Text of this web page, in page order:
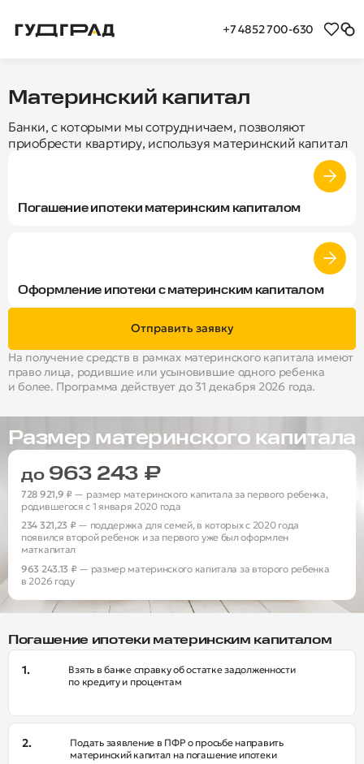
+7 4852 700-630
Как воспользоваться
Материнский капитал
Банки, с которыми мы сотрудничаем, позволяют
приобрести квартиру, используя материнский капитал
Погашение ипотеки материнским капиталом
Оформление ипотеки с материнским капиталом
Отправить заявку
На получение средств в рамках материнского капитала имеют
право лица, родившие или усыновившие одного ребенка
и более. Программа действует до 31 декабря 2026 года.
Размер материнского капитала
до963 243 ₽
728 921,9 ₽ — размер материнского капитала за первого ребенка,
родившегося с 1 января 2020 года
234 321,23 ₽ — поддержка для семей, в которых с 2020 года
появился второй ребенок и за первого уже был оформлен
маткапитал
963 243.13 ₽ — размер материнского капитала за второго ребенка
в 2026 году
Погашение ипотеки материнским капиталом
Взять в банке справку об остатке задолженности
по кредиту и процентам
Подать заявление в ПФР о просьбе направить
материнский капитал на погашение ипотеки